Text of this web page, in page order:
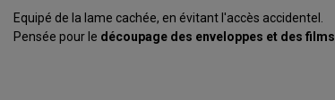
Equipé de la lame cachée, en évitant l'accès accidentel.
Pensée pour le découpage des enveloppes et des films